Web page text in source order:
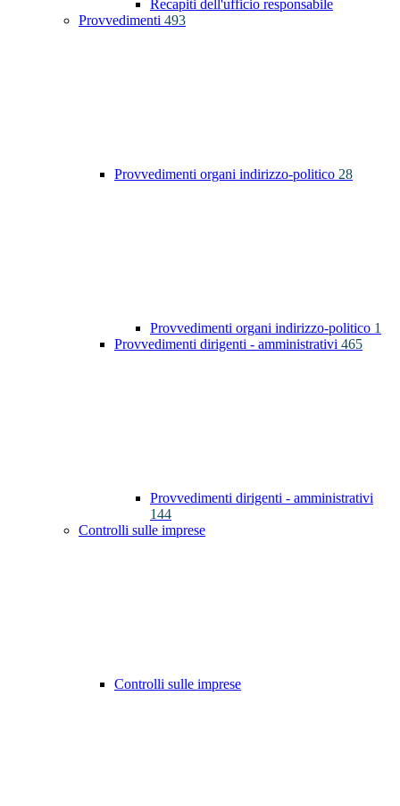
Recapiti dell'ufficio responsabile
Provvedimenti 493
Provvedimenti organi indirizzo-politico 28
Provvedimenti organi indirizzo-politico 1
Provvedimenti dirigenti - amministrativi 465
Provvedimenti dirigenti - amministrativi
144
Controlli sulle imprese
Controlli sulle imprese